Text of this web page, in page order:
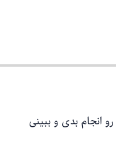
رو انجام بدی و ببینی